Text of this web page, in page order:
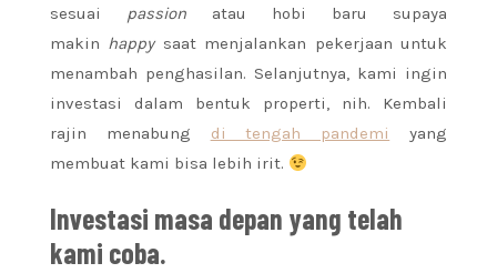
sesuai passion atau hobi baru supaya
makin happy saat menjalankan pekerjaan untuk
menambah penghasilan. Selanjutnya, kami ingin
investasi dalam bentuk properti, nih. Kembali
rajin menabung di tengah pandemi
yang
membuat kami bisa lebih irit.
Investasi masa depan yang telah
kami coba.